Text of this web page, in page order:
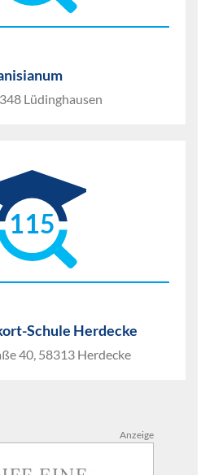
Lüdinghausen
115
Schule Herdecke
40, 58313 Herdecke
Anzeige